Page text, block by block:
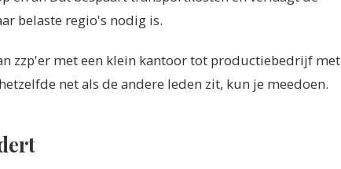
belaste regio's nodig is.
zzp'er met een klein kantoor tot productiebedrijf met
net als de andere leden zit, kun je meedoen.